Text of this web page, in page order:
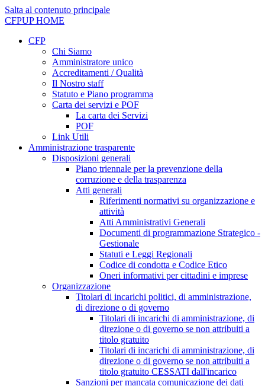
Salta al contenuto principale
CFPUPHOME
CFP
Chi Siamo
Amministratore unico
Accreditamenti / Qualità
Il Nostro staff
Statuto e Piano programma
Carta dei servizi e POF
La carta dei Servizi
POF
Link Utili
Amministrazione trasparente
Disposizioni generali
Piano triennale per la prevenzione della
corruzione e della trasparenza
Atti generali
Riferimenti normativi su organizzazione e
attività
Atti Amministrativi Generali
Documenti di programmazione Strategico -
Gestionale
Statuti e Leggi Regionali
Codice di condotta e Codice Etico
Oneri informativi per cittadini e imprese
Organizzazione
Titolari di incarichi politici, di amministrazione,
di direzione o di governo
Titolari di incarichi di amministrazione, di
direzione o di governo se non attribuiti a
titolo gratuito
Titolari di incarichi di amministrazione, di
direzione o di governo se non attribuiti a
titolo gratuito CESSATI dall'incarico
Sanzioni per mancata comunicazione dei dati